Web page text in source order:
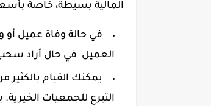
المالية بسيطة، خاصة بأسعار لا تقل
في حالة وفاة عميل أو
العميل في حال أراد سحب
يمكنك القيام بالكثير
التبرع للجمعيات